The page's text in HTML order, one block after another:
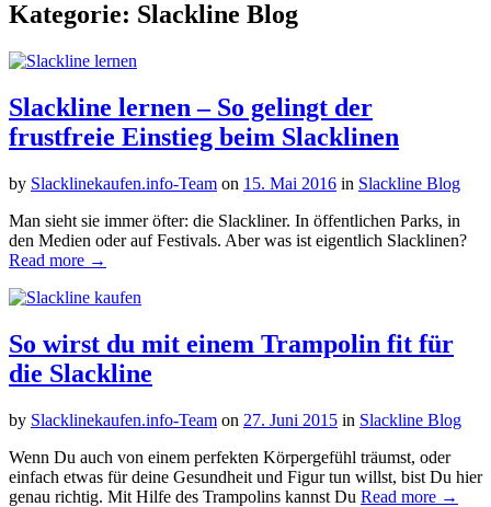
Kategorie: Slackline Blog
Slackline lernen – So gelingt der
frustfreie Einstieg beim Slacklinen
by Slacklinekaufen.info-Team on 15. Mai 2016 in Slackline Blog
Man sieht sie immer öfter: die Slackliner. In öffentlichen Parks, in
den Medien oder auf Festivals. Aber was ist eigentlich Slacklinen?
Read more →
So wirst du mit einem Trampolin fit für
die Slackline
by Slacklinekaufen.info-Team on 27. Juni 2015 in Slackline Blog
Wenn Du auch von einem perfekten Körpergefühl träumst, oder
einfach etwas für deine Gesundheit und Figur tun willst, bist Du hier
genau richtig. Mit Hilfe des Trampolins kannst Du Read more →